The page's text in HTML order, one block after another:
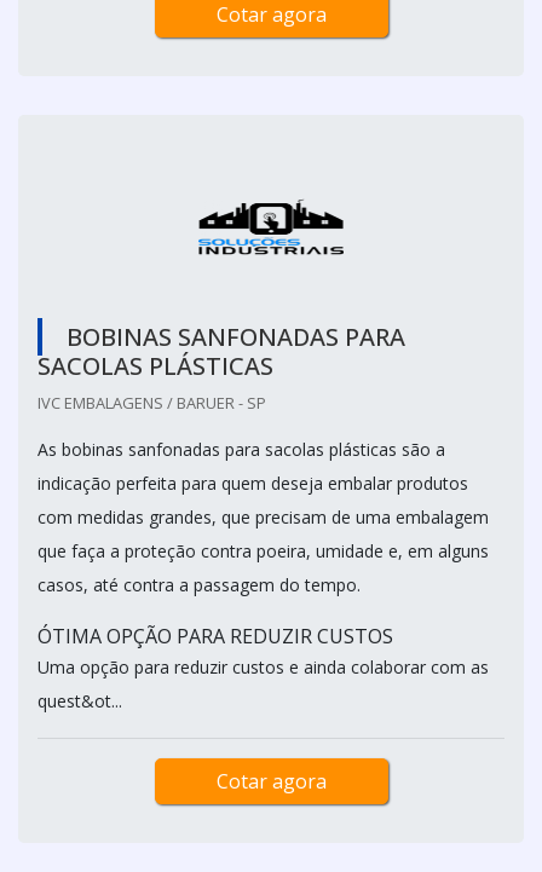
Cotar agora
BOBINAS SANFONADAS PARA
SACOLAS PLÁSTICAS
IVC EMBALAGENS / BARUER - SP
As bobinas sanfonadas para sacolas plásticas são a
indicação perfeita para quem deseja embalar produtos
com medidas grandes, que precisam de uma embalagem
que faça a proteção contra poeira, umidade e, em alguns
casos, até contra a passagem do tempo.
ÓTIMA OPÇÃO PARA REDUZIR CUSTOS
Uma opção para reduzir custos e ainda colaborar com as
quest&ot...
Cotar agora